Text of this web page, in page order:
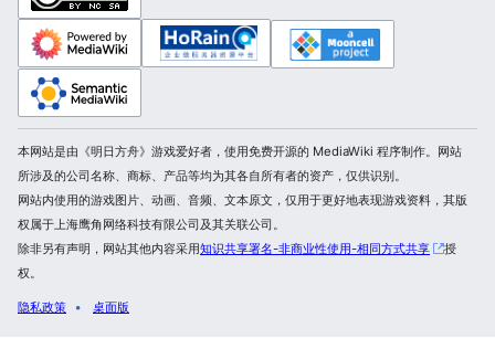
本网站是由《明日方舟》游戏爱好者，使用免费开源的 MediaWiki 程序制作。网站
所涉及的公司名称、商标、产品等均为其各自所有者的资产，仅供识别。
网站内使用的游戏图片、动画、音频、文本原文，仅用于更好地表现游戏资料，其版
权属于上海鹰角网络科技有限公司及其关联公司。
除非另有声明，网站其他内容采用知识共享署名-非商业性使用-相同方式共享
授
权。
隐私政策 桌面版